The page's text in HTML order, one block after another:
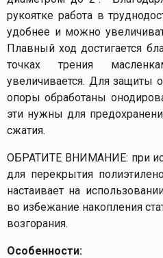
рукоятке работа в
удобнее и можно
Плавный ход достигается
точках трения
увеличивается. Для защиты
опоры обработаны
эти нужны для
сжатия.
ОБРАТИТЕ ВНИМАНИЕ: при
для перекрытия
настаивает на
во избежание накопления
возгорания.
Особенности: